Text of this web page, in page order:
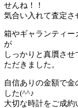
せんね！！
気合い入れて査定さ
箱やギャランティー
が
しっかりと真贋さ
ただきました。
自信ありの金額で金
した(^^♪
大切な時計をご成約